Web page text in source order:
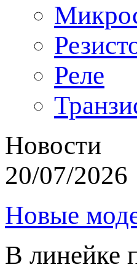
Реле
Новости
20/07/2026
Новые
В линейке